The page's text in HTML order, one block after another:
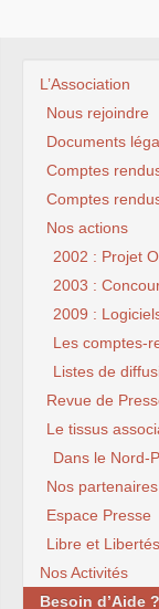
L’Association
Nous rejoindre
Documents
Comptes
Comptes
Nos actions
2002 : Projet
2003 :
2009 :
Les comptes-
Listes de
Revue de
Le tissus
Dans le Nord-
Nos partenaires
Espace Presse
Libre et
Nos Activités
Besoin d’Aide ?